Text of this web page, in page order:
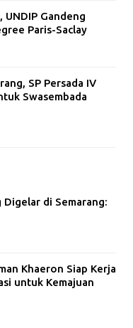
Gandeng
Paris-Saclay
SP Persada IV
Swasembada
di Semarang:
Khaeron Siap Kerja
untuk Kemajuan